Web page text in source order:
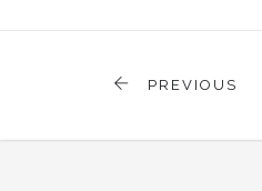
PREVIOUS